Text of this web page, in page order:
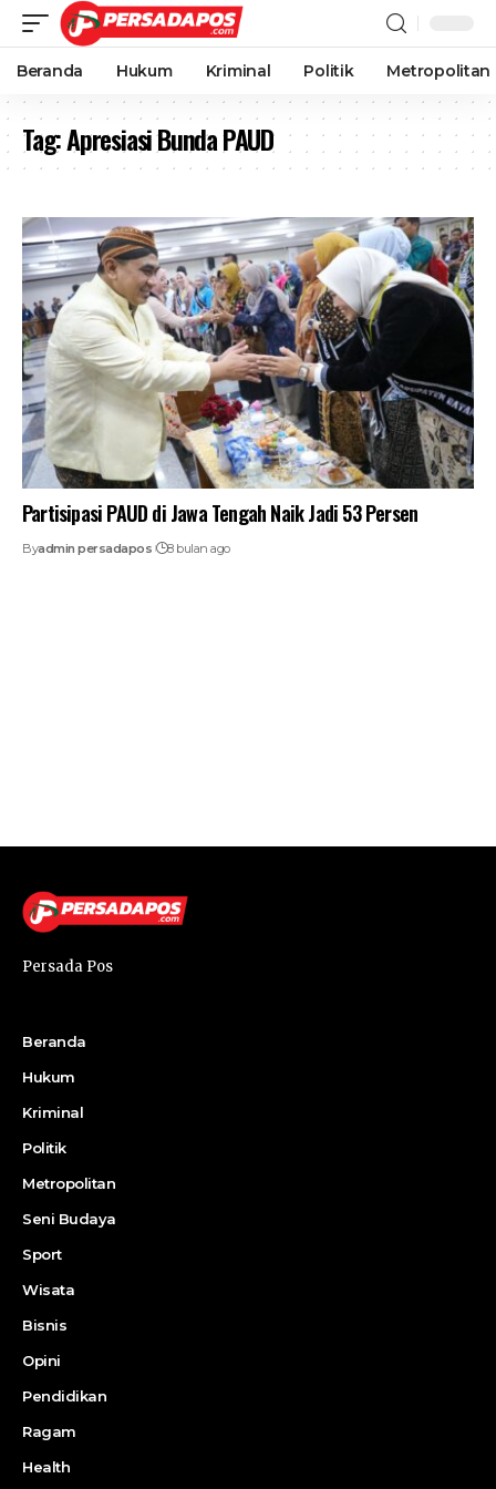
Beranda Hukum Kriminal Politik Metropolitan
Tag:Apresiasi Bunda PAUD
Partisipasi PAUD di Jawa Tengah Naik Jadi 53 Persen
Byadmin persadapos 8 bulan ago
Persada Pos
Beranda
Hukum
Kriminal
Politik
Metropolitan
Seni Budaya
Sport
Wisata
Bisnis
Opini
Pendidikan
Ragam
Health